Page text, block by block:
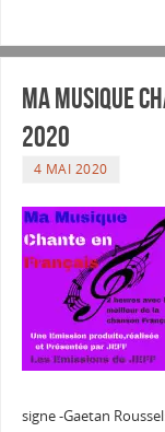
Ma musique
2020
4 MAI 2020
signe -Gaetan